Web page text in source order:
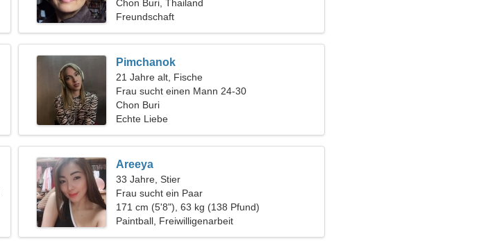
Chon Buri, Thailand
Freundschaft
Pimchanok
21 Jahre alt, Fische
Frau sucht einen Mann 24-30
Chon Buri
Echte Liebe
Areeya
33 Jahre, Stier
Frau sucht ein Paar
171 cm (5'8"), 63 kg (138 Pfund)
Paintball, Freiwilligenarbeit